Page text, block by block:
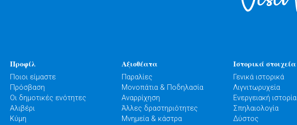
Προφίλ
Ποιοι είμαστε
Πρόσβαση
Οι δημοτικές ενότητες
Αλιβέρι
Κύμη
Αξιοθέατα
Παραλίες
Μονοπάτια & Ποδηλασία
Αναρρίχηση
Άλλες δραστηριότητες
Μνημεία & κάστρα
Ιστορικά στοιχεία
Γενικά ιστορικά
Λιγνιτωρυχεία
Ενεργειακή ιστορία
Σπηλαιολογία
Δύστος